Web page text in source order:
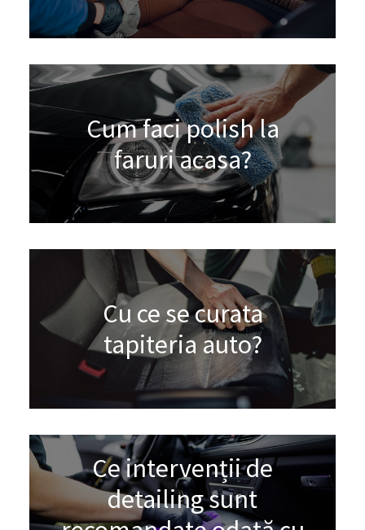
Cum faci polish la
faruri acasa?
Cu ce se curata
tapiteria auto?
Ce intervenții de
detailing sunt